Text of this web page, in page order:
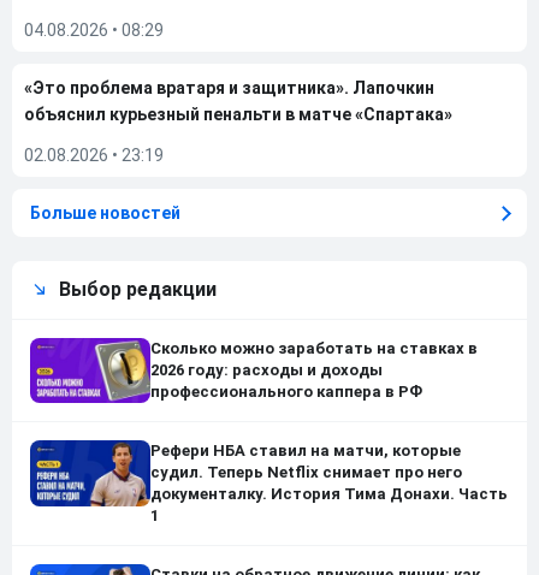
04.08.2026 • 08:29
«Это проблема вратаря и защитника». Лапочкин
объяснил курьезный пенальти в матче «Спартака»
02.08.2026 • 23:19
Больше новостей
Выбор редакции
Сколько можно заработать на ставках в
2026 году: расходы и доходы
профессионального каппера в РФ
Рефери НБА ставил на матчи, которые
судил. Теперь Netflix снимает про него
документалку. История Тима Донахи. Часть
1